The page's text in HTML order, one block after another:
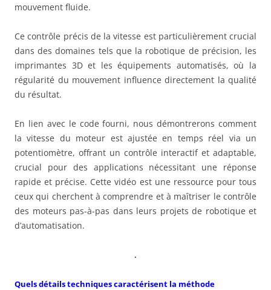
mouvement fluide.
Ce contrôle précis de la vitesse est particulièrement crucial
dans des domaines tels que la robotique de précision, les
imprimantes 3D et les équipements automatisés, où la
régularité du mouvement influence directement la qualité
du résultat.
En lien avec le code fourni, nous démontrerons comment
la vitesse du moteur est ajustée en temps réel via un
potentiomètre, offrant un contrôle interactif et adaptable,
crucial pour des applications nécessitant une réponse
rapide et précise. Cette vidéo est une ressource pour tous
ceux qui cherchent à comprendre et à maîtriser le contrôle
des moteurs pas-à-pas dans leurs projets de robotique et
d’automatisation.
.
Quels détails techniques caractérisent la méthode